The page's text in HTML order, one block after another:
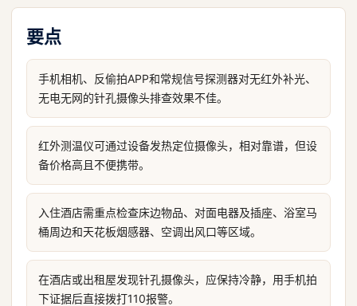
要点
手机相机、反偷拍APP和常规信号探测器对无红外补光、
无电无网的针孔摄像头排查效果不佳。
红外测温仪可通过设备发热定位摄像头，相对靠谱，但设
备价格高且不便携带。
入住酒店需重点检查床边物品、对面电器及插座、浴室马
桶周边和天花板烟感器、空调出风口等区域。
在酒店或出租屋发现针孔摄像头，应保持冷静，用手机拍
下证据后直接拨打110报警。